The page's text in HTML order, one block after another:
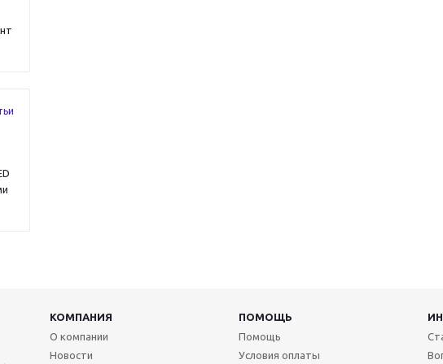
КОМПАНИЯ ПОМОЩЬ
О компании
Новости
Помощь
Условия оплаты